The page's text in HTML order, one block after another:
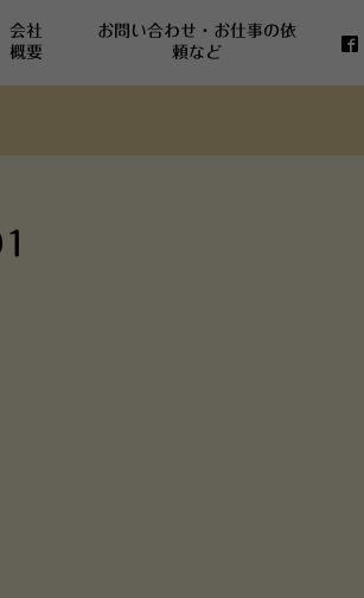
会社
概要
お問い合わせ・お仕事の依
頼など